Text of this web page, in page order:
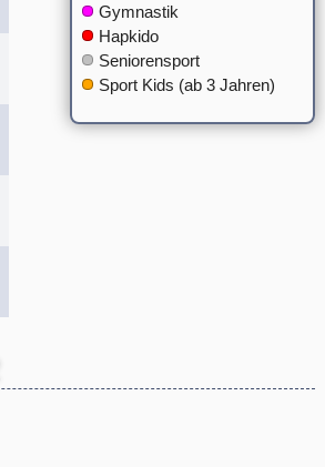
Gymnastik
Hapkido
Seniorensport
Sport Kids (ab 3 Jahren)